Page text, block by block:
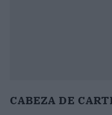
CABEZA DE